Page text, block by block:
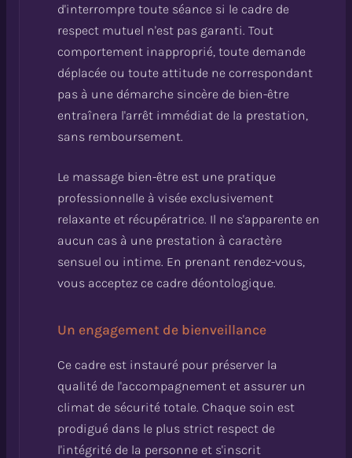
d'interrompre toute séance si le cadre de
respect mutuel n'est pas garanti. Tout
comportement inapproprié, toute demande
déplacée ou toute attitude ne correspondant
pas à une démarche sincère de bien-être
entraînera l'arrêt immédiat de la prestation,
sans remboursement.
Le massage bien-être est une pratique
professionnelle à visée exclusivement
relaxante et récupératrice. Il ne s'apparente en
aucun cas à une prestation à caractère
sensuel ou intime. En prenant rendez-vous,
vous acceptez ce cadre déontologique.
Un engagement de bienveillance
Ce cadre est instauré pour préserver la
qualité de l'accompagnement et assurer un
climat de sécurité totale. Chaque soin est
prodigué dans le plus strict respect de
l'intégrité de la personne et s'inscrit